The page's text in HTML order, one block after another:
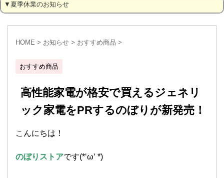
▼夏季休業のお知らせ
HOME > お知らせ > おすすめ商品 >
おすすめ商品
高性能家電が格安で買えるジェネリ
ック家電をPRするのぼりが新発売！
こんにちは！
のぼりストアです(*‘ω‘ *)